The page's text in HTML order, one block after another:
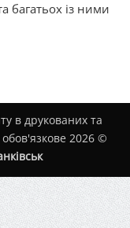
багатьох із ними
в друкованих та
2026 ©